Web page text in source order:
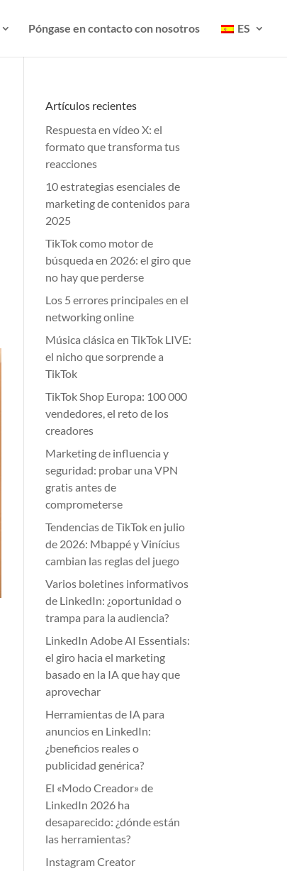
Póngase en contacto con nosotros ES
Artículos recientes
Respuesta en vídeo X: el
formato que transforma tus
reacciones
10 estrategias esenciales de
marketing de contenidos para
2025
TikTok como motor de
búsqueda en 2026: el giro que
no hay que perderse
Los 5 errores principales en el
networking online
Música clásica en TikTok LIVE:
el nicho que sorprende a
TikTok
TikTok Shop Europa: 100 000
vendedores, el reto de los
creadores
Marketing de influencia y
seguridad: probar una VPN
gratis antes de
comprometerse
Tendencias de TikTok en julio
de 2026: Mbappé y Vinícius
cambian las reglas del juego
Varios boletines informativos
de LinkedIn: ¿oportunidad o
trampa para la audiencia?
LinkedIn Adobe AI Essentials:
el giro hacia el marketing
basado en la IA que hay que
aprovechar
Herramientas de IA para
anuncios en LinkedIn:
¿beneficios reales o
publicidad genérica?
El «Modo Creador» de
LinkedIn 2026 ha
desaparecido: ¿dónde están
las herramientas?
Instagram Creator